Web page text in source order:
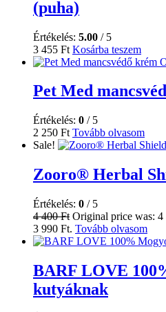
(puha)
Értékelés: 5.00 / 5
3 455 Ft Kosárba teszem
Pet Med
Értékelés: 0 / 5
2 250 Ft Tovább olvasom
Sale!
Zooro® Herbal
Értékelés: 0 / 5
4 400Ft Original price was: 4
3 990 Ft. Tovább olvasom
BARF LOVE
kutyáknak